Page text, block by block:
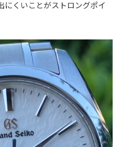
にくいことがストロングポイ